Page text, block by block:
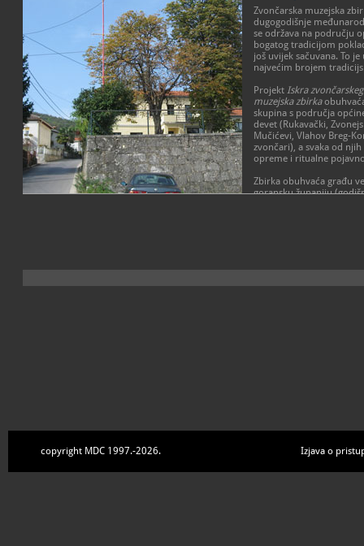
Zvončarska muzejska
dugogodišnje
se održava na području
bogatog tradicijom
još uvijek sačuvana. To
najvećim brojem
Projekt Iskra
muzejska zbirka
skupina s područja
devet (Rukavački,
Mučićevi, Vlahov Breg-
zvončari), a svaka od
opreme i ritualne
Zbirka obuhvaća građu
goransku županiju
generacije nastoje
copyright MDC 1997.-2026. Izjava o